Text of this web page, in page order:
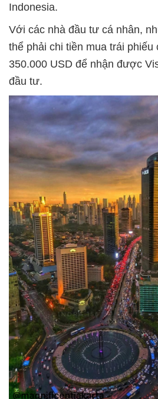
Indonesia.
Với các nhà đầu tư cá nhân,
thể phải chi tiền mua trái phiếu
350.000 USD để nhận được
đầu tư.